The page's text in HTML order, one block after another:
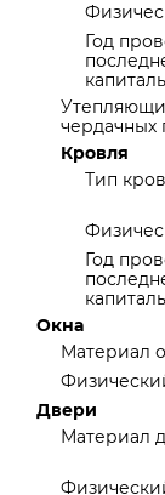
Год
чердачных
Кровля
Тип
Год
Окна
Материал
Двери
Материал